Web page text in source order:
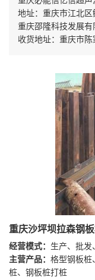
地址：重庆市江北区
重庆邵隆科技发展
收货地址：重庆市
重庆沙坪坝拉森钢
经营模式： 生产、批发
主营产品： 格型钢板桩
桩、钢板桩打桩